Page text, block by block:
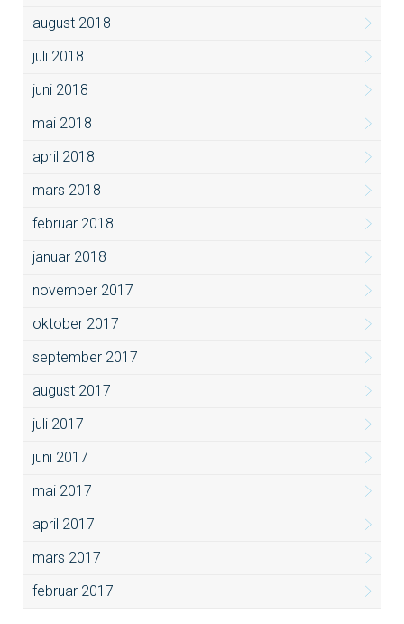
august 2018
juli 2018
juni 2018
mai 2018
april 2018
mars 2018
februar 2018
januar 2018
november 2017
oktober 2017
september 2017
august 2017
juli 2017
juni 2017
mai 2017
april 2017
mars 2017
februar 2017